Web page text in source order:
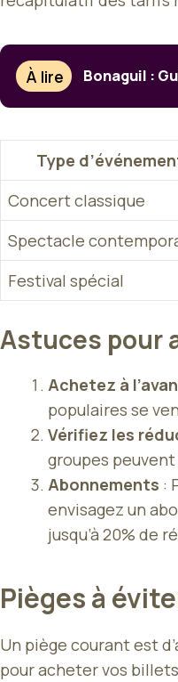
À lire Bonaguil :
Type
Concert classique
Spectacle
Festival spécial
Astuces pour
Achetez à
populaires se
Vérifiez les
groupes
Abonnements :
envisagez un
jusqu’à 20% de
Pièges à
Un piège courant est
pour acheter vos